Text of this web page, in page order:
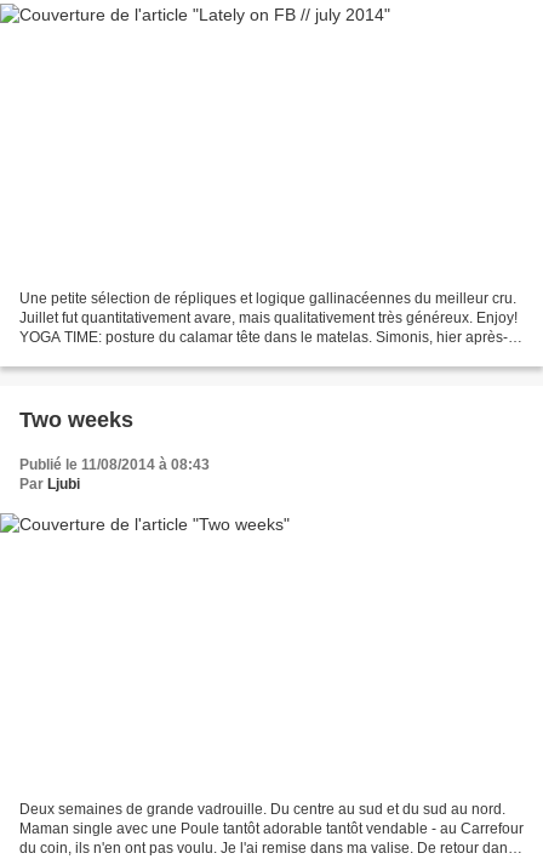
Une petite sélection de répliques et logique gallinacéennes du meilleur cru.
Juillet fut quantitativement avare, mais qualitativement très généreux. Enjoy!
YOGA TIME: posture du calamar tête dans le matelas. Simonis, hier après-
Two weeks
Publié le 11/08/2014 à 08:43
Par Ljubi
Deux semaines de grande vadrouille. Du centre au sud et du sud au nord.
Maman single avec une Poule tantôt adorable tantôt vendable - au Carrefour
du coin, ils n'en ont pas voulu. Je l'ai remise dans ma valise. De retour dans